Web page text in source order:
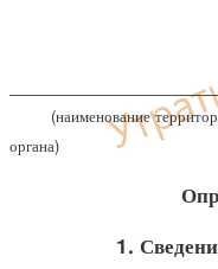
(наименование
органа)
1.